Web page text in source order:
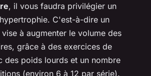
, il vous faudra privilégier un
C'est-à-dire un
à augmenter le volume des
grâce à des exercices de
des poids lourds et un nombre
(environ 6 à 12 par série).